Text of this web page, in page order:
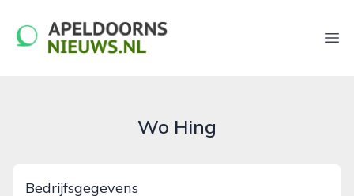
apeldoornsnieuws.nl
Wo Hing
Bedrijfsgegevens